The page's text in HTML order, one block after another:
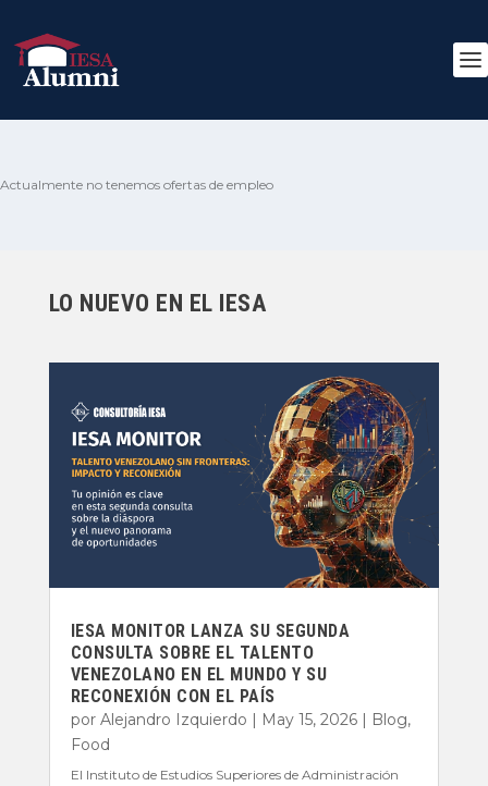
Actualmente no tenemos ofertas de empleo
LO NUEVO EN EL IESA
IESA MONITOR LANZA SU SEGUNDA
CONSULTA SOBRE EL TALENTO
VENEZOLANO EN EL MUNDO Y SU
RECONEXIÓN CON EL PAÍS
por Alejandro Izquierdo | May 15, 2026| Blog,
Food
El Instituto de Estudios Superiores de Administración